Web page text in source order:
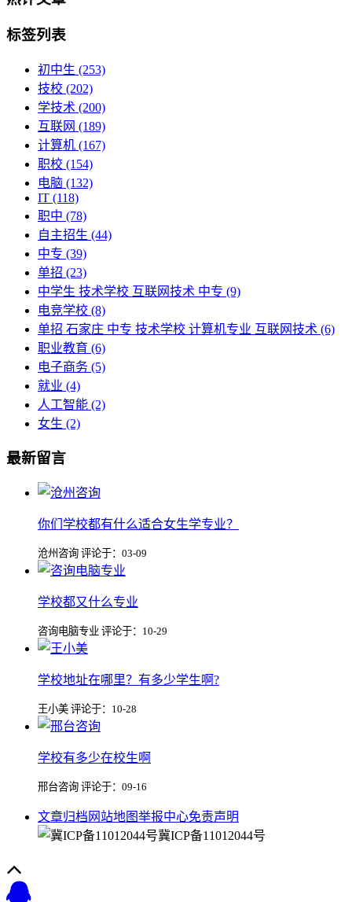
标签列表
初中生 (253)
技校 (202)
学技术 (200)
互联网 (189)
计算机 (167)
职校 (154)
电脑 (132)
IT (118)
职中 (78)
自主招生 (44)
中专 (39)
单招 (23)
中学生 技术学校 互联网技术 中专 (9)
电竞学校 (8)
单招 石家庄 中专 技术学校 计算机专业 互联网技术 (6)
职业教育 (6)
电子商务 (5)
就业 (4)
人工智能 (2)
女生 (2)
最新留言
你们学校都有什么适合女生学专业？
沧州咨询 评论于：03-09
学校都又什么专业
咨询电脑专业 评论于：10-29
学校地址在哪里？有多少学生啊?
王小美 评论于：10-28
学校有多少在校生啊
邢台咨询 评论于：09-16
文章归档 网站地图举报中心免责声明
冀ICP备11012044号